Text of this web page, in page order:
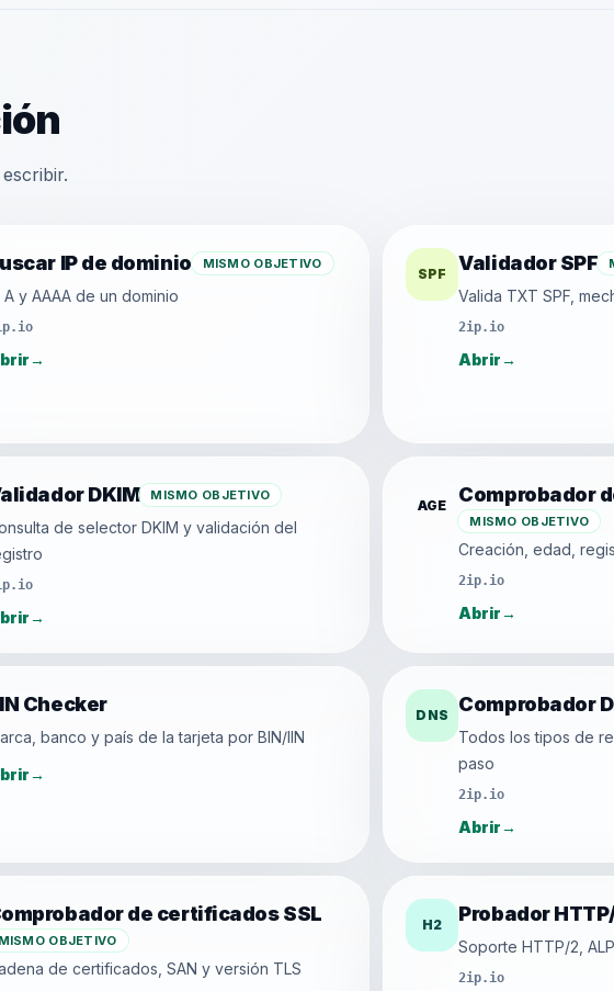
IP de dominio MISMO OBJETIVO
A y AAAA de un dominio
→
SPF Validador SPF
Valida TXT SPF,
2ip.io
Abrir→
DKIM MISMO OBJETIVO
de selector DKIM y validación del
→
AGE Comprobador
MISMO OBJETIVO
Creación, edad,
2ip.io
Abrir→
Checker
banco y país de la tarjeta por BIN/IIN
→
DNS Comprobador
Todos los tipos de
paso
2ip.io
Abrir→
de certificados SSL
MISMO OBJETIVO
de certificados, SAN y versión TLS
H2 Probador
Soporte HTTP/2,
2ip.io